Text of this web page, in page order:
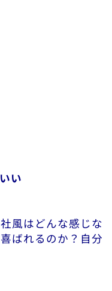
い
風はどんな感じな
ばれるのか？自分